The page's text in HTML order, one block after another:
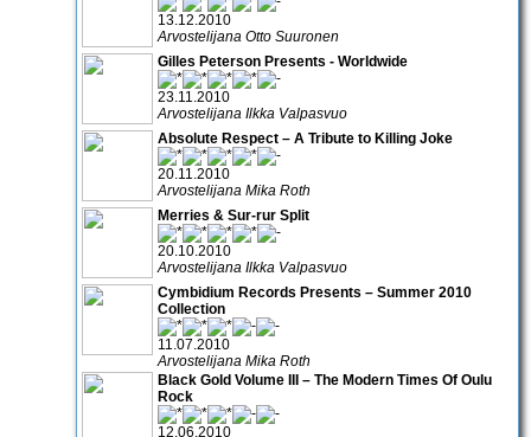
13.12.2010
Arvostelijana Otto Suuronen
Gilles Peterson Presents - Worldwide
23.11.2010
Arvostelijana Ilkka Valpasvuo
Absolute Respect – A Tribute to Killing Joke
20.11.2010
Arvostelijana Mika Roth
Merries & Sur-rur Split
20.10.2010
Arvostelijana Ilkka Valpasvuo
Cymbidium Records Presents – Summer 2010
Collection
11.07.2010
Arvostelijana Mika Roth
Black Gold Volume III – The Modern Times Of Oulu
Rock
12.06.2010